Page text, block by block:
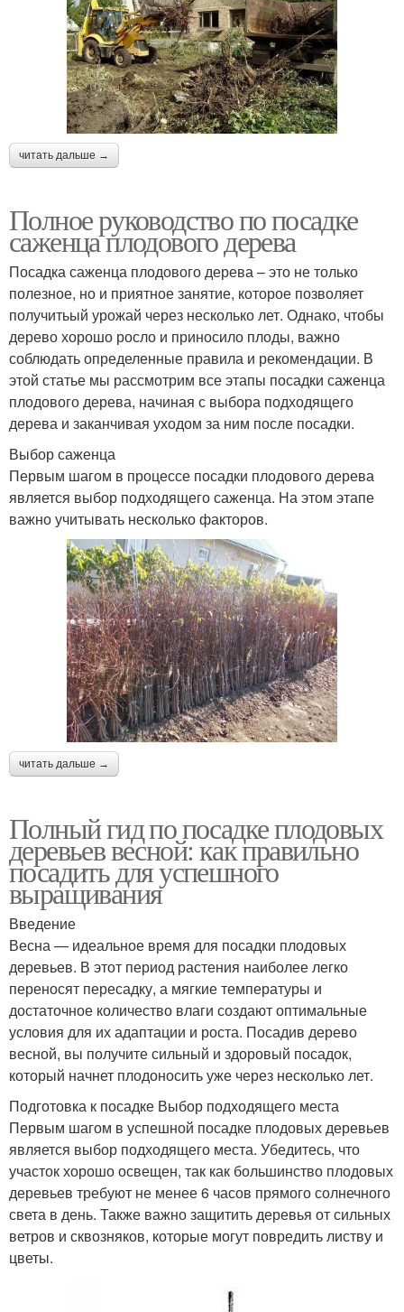
читать дальше →
Полное руководство по посадке
саженца плодового дерева
Посадка саженца плодового дерева – это не только
полезное, но и приятное занятие, которое позволяет
получитьый урожай через несколько лет. Однако, чтобы
дерево хорошо росло и приносило плоды, важно
соблюдать определенные правила и рекомендации. В
этой статье мы рассмотрим все этапы посадки саженца
плодового дерева, начиная с выбора подходящего
дерева и заканчивая уходом за ним после посадки.
Выбор саженца
Первым шагом в процессе посадки плодового дерева
является выбор подходящего саженца. На этом этапе
важно учитывать несколько факторов.
читать дальше →
Полный гид по посадке плодовых
деревьев весной: как правильно
посадить для успешного
выращивания
Введение
Весна — идеальное время для посадки плодовых
деревьев. В этот период растения наиболее легко
переносят пересадку, а мягкие температуры и
достаточное количество влаги создают оптимальные
условия для их адаптации и роста. Посадив дерево
весной, вы получите сильный и здоровый посадок,
который начнет плодоносить уже через несколько лет.
Подготовка к посадке Выбор подходящего места
Первым шагом в успешной посадке плодовых деревьев
является выбор подходящего места. Убедитесь, что
участок хорошо освещен, так как большинство плодовых
деревьев требуют не менее 6 часов прямого солнечного
света в день. Также важно защитить деревья от сильных
ветров и сквозняков, которые могут повредить листву и
цветы.